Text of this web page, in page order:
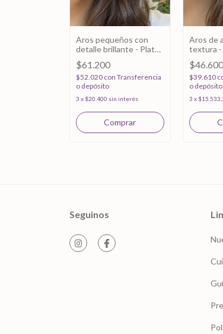
Aros pequeños con
detalle brillante - Plata
925
$61.200
$52.020 con Transferencia
o depósito
3 x $20.400 sin interés
Aros de
textura -
$46.600
$39.610
o depósito
3 x
Seguinos